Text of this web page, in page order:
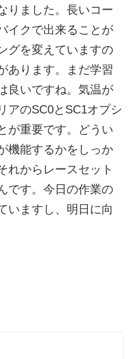
りました。長いコー
イクで出来ることが
グを変えていますの
あります。まだ学習
良いですね。気温が
アのSC0とSC1オプシ
が重要です。どうい
機能するかをしっか
れからレースセット
です。今日の作業の
いますし、明日に向